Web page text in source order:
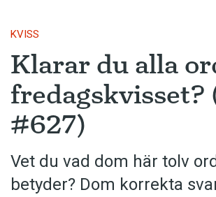
KVISS
Klarar du alla
fredagskvisset?
#627)
Vet du vad dom här tolv
betyder? Dom korrekta